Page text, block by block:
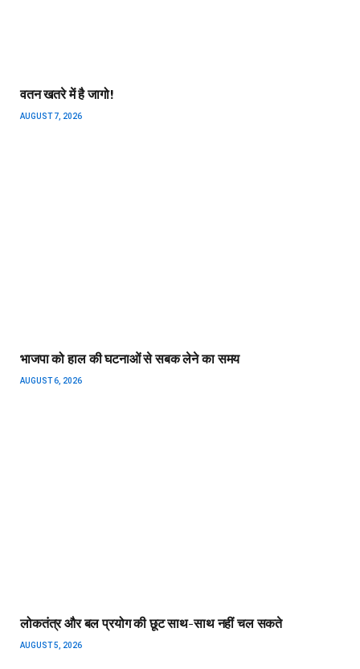
वतन खतरे में है जागो!
AUGUST 7, 2026
भाजपा को हाल की घटनाओं से सबक लेने का समय
AUGUST 6, 2026
लोकतंत्र और बल प्रयोग की छूट साथ-साथ नहीं चल सकते
AUGUST 5, 2026